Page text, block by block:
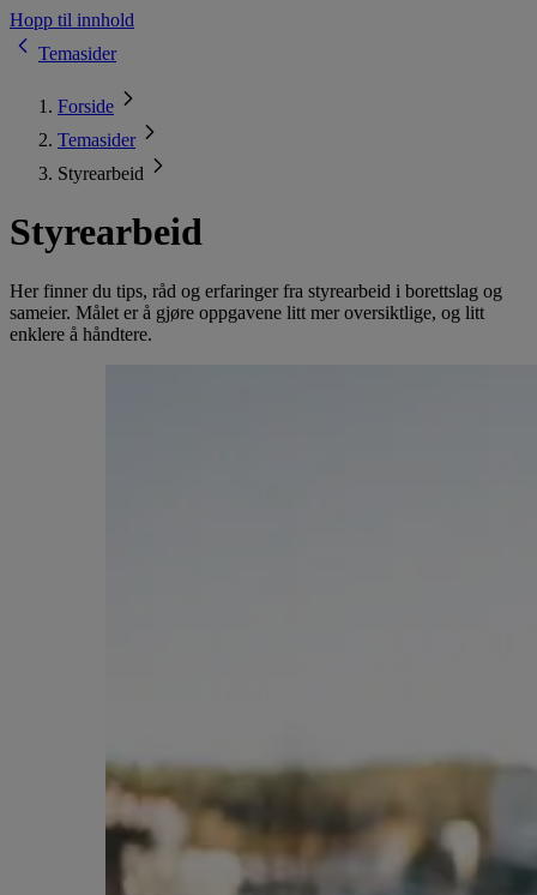
Hopp til innhold
Temasider
Forside
Temasider
Styrearbeid
Styrearbeid
Her finner du tips, råd og erfaringer fra styrearbeid i borettslag og
sameier. Målet er å gjøre oppgavene litt mer oversiktlige, og litt
enklere å håndtere.